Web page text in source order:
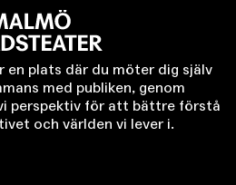
plats där du möter dig själv
med publiken, genom
perspektiv för att bättre förstå
och världen vi lever i.